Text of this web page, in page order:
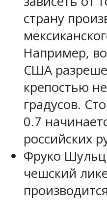
страну
Например,
США
крепостью
градусов.
0.7
российских
Фруко
чешский